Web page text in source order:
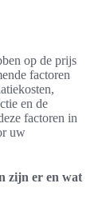
op de prijs
factoren
en de
factoren in
uw
zijn er en wat